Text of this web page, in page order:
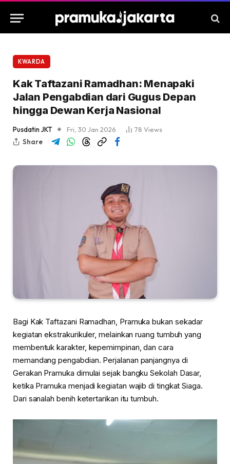
KWARDA
Kak Taftazani Ramadhan: Menapaki
Jalan Pengabdian dari Gugus Depan
hingga Dewan Kerja Nasional
Pusdatin JKT Fri, 30 Jan 2026 78 Views
Share
Bagi Kak Taftazani Ramadhan, Pramuka bukan sekadar
kegiatan ekstrakurikuler, melainkan ruang tumbuh yang
membentuk karakter, kepemimpinan, dan cara
memandang pengabdian. Perjalanan panjangnya di
Gerakan Pramuka dimulai sejak bangku Sekolah Dasar,
ketika Pramuka menjadi kegiatan wajib di tingkat Siaga.
Dari sanalah benih ketertarikan itu tumbuh.